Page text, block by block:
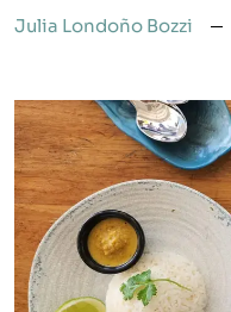
Julia Londoño Bozzi